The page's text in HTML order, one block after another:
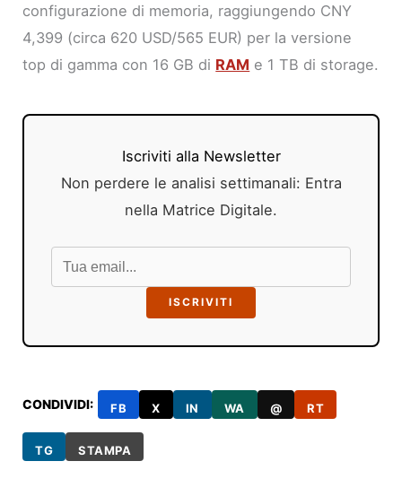
configurazione di memoria, raggiungendo CNY
4,399 (circa 620 USD/565 EUR) per la versione
top di gamma con 16 GB di RAM e 1 TB di storage.
Iscriviti alla Newsletter
Non perdere le analisi settimanali: Entra
nella Matrice Digitale.
ISCRIVITI
CONDIVIDI: FB X IN WA @ RT
TG STAMPA